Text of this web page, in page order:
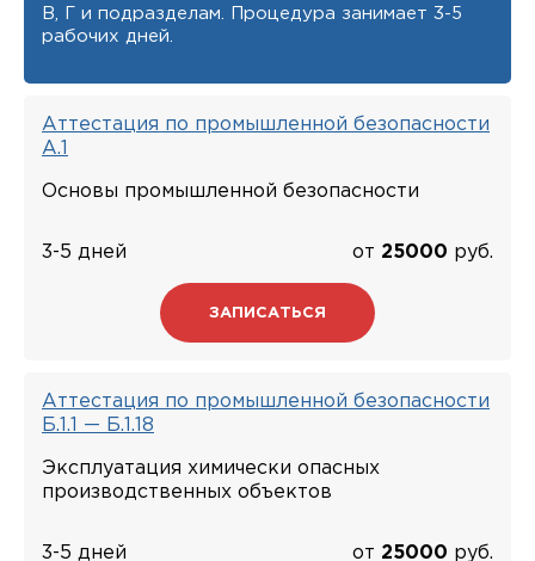
В, Г и подразделам. Процедура занимает 3-5
рабочих дней.
Аттестация по промышленной безопасности
А.1
Основы промышленной безопасности
3-5 дней от 25000 руб.
ЗАПИСАТЬСЯ
Аттестация по промышленной безопасности
Б.1.1 — Б.1.18
Эксплуатация химически опасных
производственных объектов
3-5 дней от 25000 руб.